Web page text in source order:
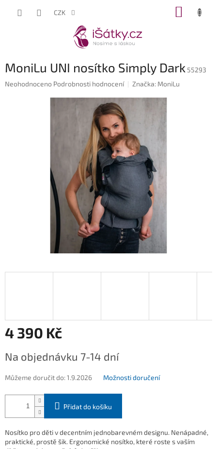
CZK
MoniLu UNI nosítko Simply Dark 55293
Průměrné
Neohodnoceno Podrobnosti hodnocení Značka: MoniLu
4 390 Kč
cena:
Na objednávku 7-14 dní
Můžeme doručit do:1.9.2026 Možnosti doručení
Přidat do košíku
Nosítko pro děti v decentním jednobarevném designu. Nenápadné,
praktické, prostě šik. Ergonomické nosítko, které roste s vaším